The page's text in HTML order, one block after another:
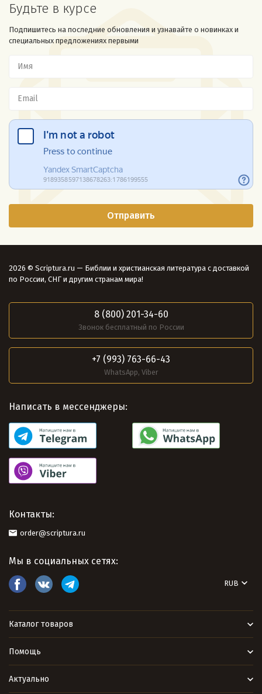
Будьте в курсе
Подпишитесь на последние обновления и узнавайте о новинках и
специальных предложениях первыми
2026 © Scriptura.ru — Библии и христианская литература с доставкой
по России, СНГ и другим странам мира!
8 (800) 201-34-60
Звонок бесплатный по России
+7 (993) 763-66-43
WhatsApp, Viber
Написать в мессенджеры:
Контакты:
order@scriptura.ru
Мы в социальных сетях:
RUB
Каталог товаров
Помощь
Актуально